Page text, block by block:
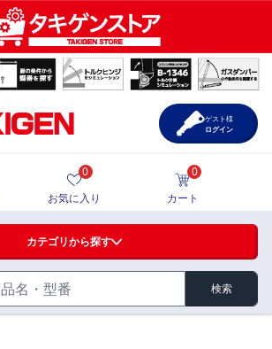
・取手・つまみ・周辺機器
グ
カテゴリから探す
検索
0
お気に入り
0
カート
ゲスト様
ログイン